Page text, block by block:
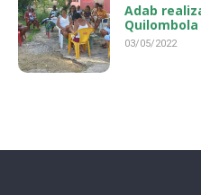
Adab
03/05/2022